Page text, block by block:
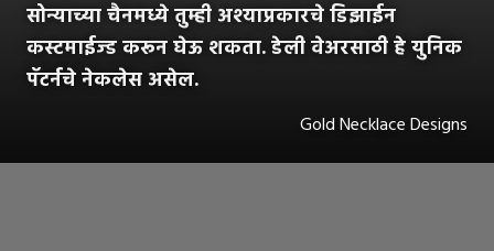
सोन्याच्या चैनमध्ये तुम्ही अश्याप्रकारचे डिझाईन
कस्टमाईज्ड करून घेऊ शकता. डेली वेअरसाठी हे युनिक
पॅटर्नचे नेकलेस असेल.
Gold Necklace Designs